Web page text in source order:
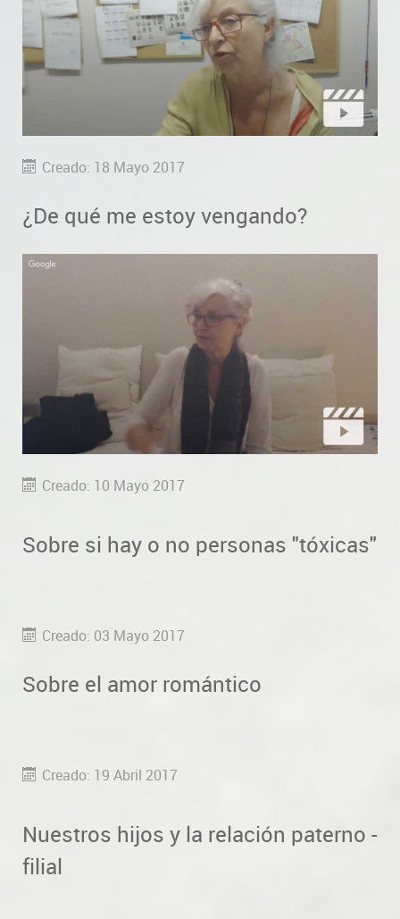
Creado: 18 Mayo 2017
¿De qué me estoy vengando?
Creado: 10 Mayo 2017
Sobre si hay o no personas "tóxicas"
Creado: 03 Mayo 2017
Sobre el amor romántico
Creado: 19 Abril 2017
Nuestros hijos y la relación paterno -
filial